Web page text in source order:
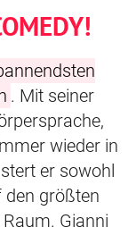
. Mit seiner
wieder in
er sowohl
den größten
Gianni